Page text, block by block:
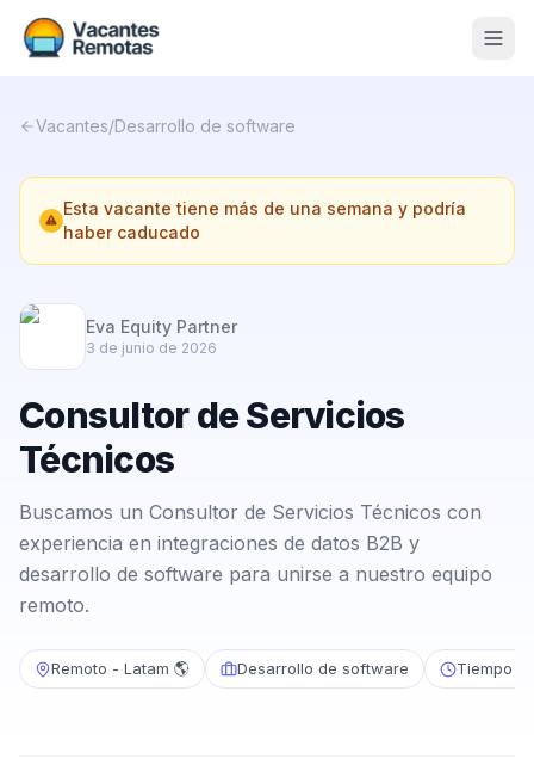
Nosotros
Contacto
Calculadora Freelance
Vacantes/Desarrollo de software
Esta vacante tiene más de una semana y podría
haber caducado
Eva Equity Partner
3 de junio de 2026
Consultor de Servicios
Técnicos
Buscamos un Consultor de Servicios Técnicos con
experiencia en integraciones de datos B2B y
desarrollo de software para unirse a nuestro equipo
remoto.
Remoto - Latam 🌎 Desarrollo de software Tiempo